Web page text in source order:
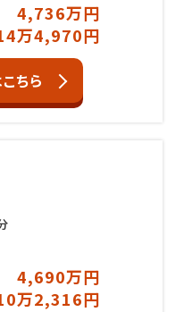
4,736万円
万4,970円
ちら
4,690万円
万2,316円